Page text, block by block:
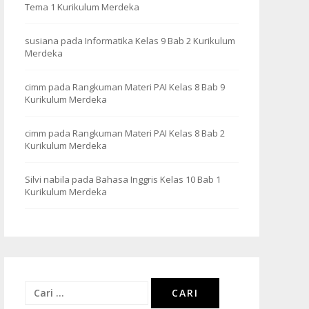
Tema 1 Kurikulum Merdeka
susiana pada Informatika Kelas 9 Bab 2 Kurikulum
Merdeka
cimm pada Rangkuman Materi PAI Kelas 8 Bab 9
Kurikulum Merdeka
cimm pada Rangkuman Materi PAI Kelas 8 Bab 2
Kurikulum Merdeka
Silvi nabila pada Bahasa Inggris Kelas 10 Bab 1
Kurikulum Merdeka
Cari